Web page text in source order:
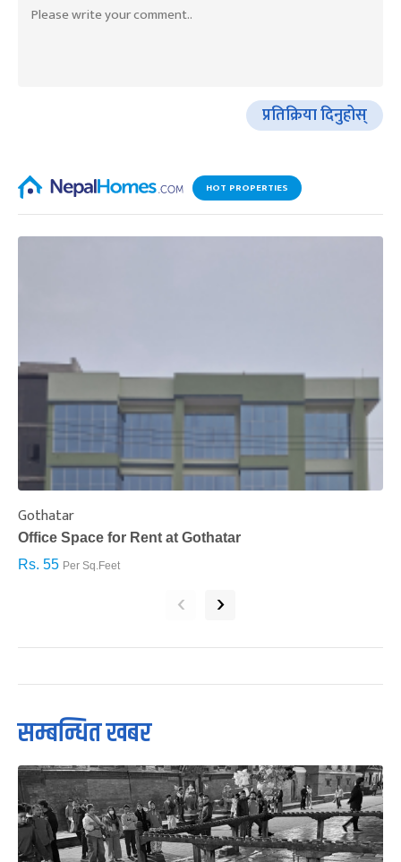
प्रतिक्रिया दिनुहोस्
HOT PROPERTIES
Gothatar
Office Space for Rent at Gothatar
Rs. 55 Per Sq.Feet
‹ ›
सम्बन्धित खबर